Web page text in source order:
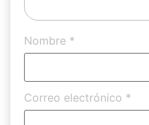
Nombre *
Correo electrónico *